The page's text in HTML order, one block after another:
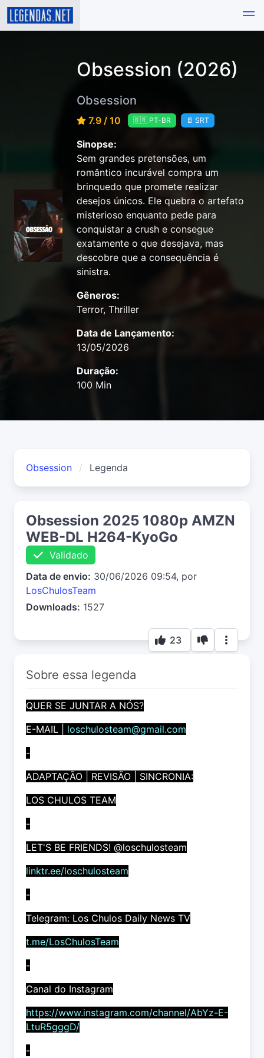
Obsession (2026)
Obsession
7.9 / 10 🇧🇷 PT-BR 📄 SRT
Sinopse:
Sem grandes pretensões, um
romântico incurável compra um
brinquedo que promete realizar
desejos únicos. Ele quebra o artefato
misterioso enquanto pede para
conquistar a crush e consegue
exatamente o que desejava, mas
descobre que a consequência é
sinistra.
Gêneros:
Terror, Thriller
Data de Lançamento:
13/05/2026
Duração:
100 Min
Obsession Legenda
Obsession 2025 1080p AMZN
WEB-DL H264-KyoGo
Validado
Data de envio: 30/06/2026 09:54, por
LosChulosTeam
Downloads: 1527
23
Sobre essa legenda
QUER SE JUNTAR A NÓS?
E-MAIL | loschulosteam@gmail.com
-
ADAPTAÇÃO | REVISÃO | SINCRONIA:
LOS CHULOS TEAM
-
LET'S BE FRIENDS! @loschulosteam
linktr.ee/loschulosteam
-
Telegram: Los Chulos Daily News TV
t.me/LosChulosTeam
-
Canal do Instagram
https://www.instagram.com/channel/AbYz-E-
LtuR5gggD/
-